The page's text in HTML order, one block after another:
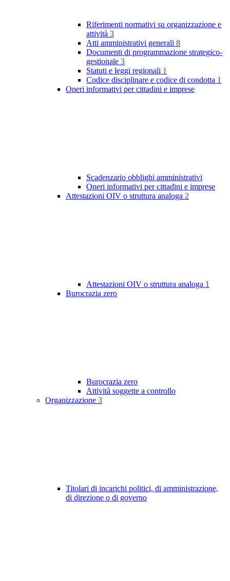
Riferimenti normativi su organizzazione e
attività 3
Atti amministrativi generali 8
Documenti di programmazione strategico-
gestionale 3
Statuti e leggi regionali 1
Codice disciplinare e codice di condotta 1
Oneri informativi per cittadini e imprese
Scadenzario obblighi amministrativi
Oneri informativi per cittadini e imprese
Attestazioni OIV o struttura analoga 2
Attestazioni OIV o struttura analoga 1
Burocrazia zero
Burocrazia zero
Attività soggette a controllo
Organizzazione 3
Titolari di incarichi politici, di amministrazione,
di direzione o di governo